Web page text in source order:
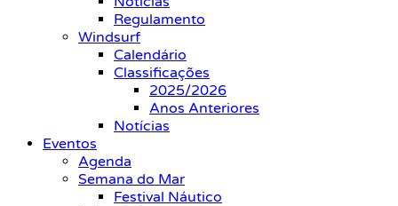
Regulamento
Windsurf
Calendário
Classificações
2025/2026
Anos Anteriores
Notícias
Eventos
Agenda
Semana do Mar
Festival Náutico